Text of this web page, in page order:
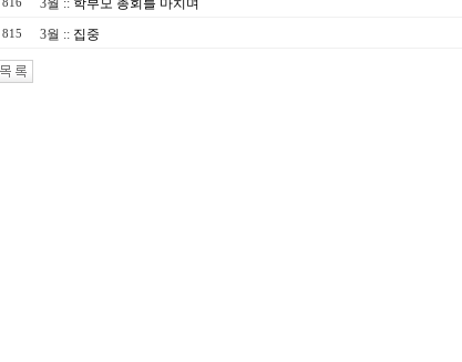
816 3월 :: 학부모 총회를 마치며
815 3월 :: 집중